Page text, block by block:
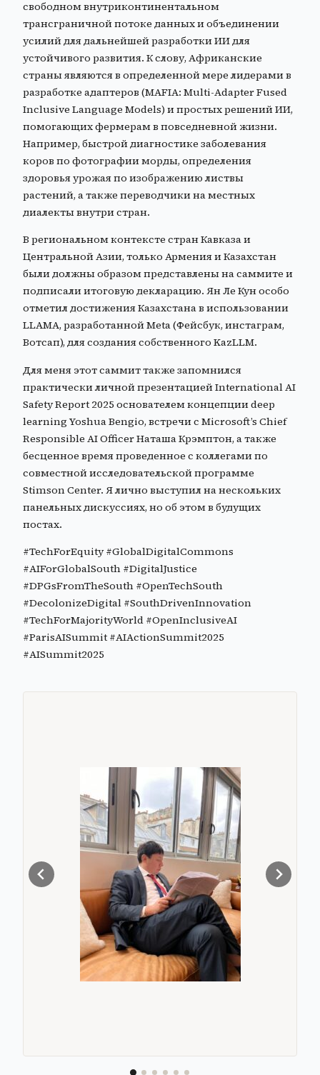
свободном внутриконтинентальном
трансграничной потоке данных и объединении
усилий для дальнейшей разработки ИИ для
устойчивого развития. К слову, Африканские
страны являются в определенной мере лидерами в
разработке адаптеров (MAFIA: Multi-Adapter Fused
Inclusive Language Models) и простых решений ИИ,
помогающих фермерам в повседневной жизни.
Например, быстрой диагностике заболевания
коров по фотографии морды, определения
здоровья урожая по изображению листвы
растений, а также переводчики на местных
диалекты внутри стран.
В региональном контексте стран Кавказа и
Центральной Азии, только Армения и Казахстан
были должны образом представлены на саммите и
подписали итоговую декларацию. Ян Ле Кун особо
отметил достижения Казахстана в использовании
LLAMA, разработанной Meta (Фейсбук, инстаграм,
Вотсап), для создания собственного KazLLM.
Для меня этот саммит также запомнился
практически личной презентацией International AI
Safety Report 2025 основателем концепции deep
learning Yoshua Bengio, встречи с Microsoft’s Chief
Responsible AI Officer Наташа Крэмптон, а также
бесценное время проведенное с коллегами по
совместной исследовательской программе
Stimson Center. Я лично выступил на нескольких
панельных дискуссиях, но об этом в будущих
постах.
#TechForEquity #GlobalDigitalCommons
#AIForGlobalSouth #DigitalJustice
#DPGsFromTheSouth #OpenTechSouth
#DecolonizeDigital #SouthDrivenInnovation
#TechForMajorityWorld #OpenInclusiveAI
#ParisAISummit #AIActionSummit2025
#AISummit2025